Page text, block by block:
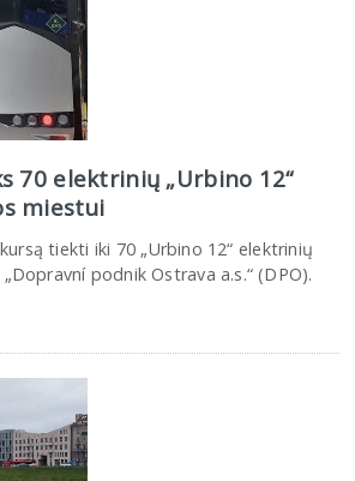
70 elektrinių „Urbino 12“
miestui
tiekti iki 70 „Urbino 12“ elektrinių
podnik Ostrava a.s.“ (DPO).